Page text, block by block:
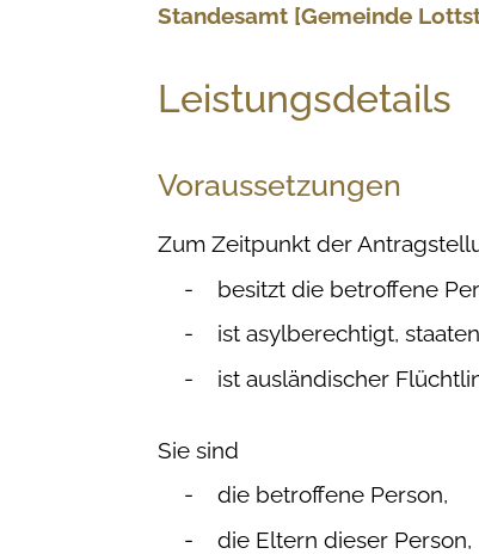
Standesamt [Gemeinde
Leistungsdetails
Voraussetzungen
Zum Zeitpunkt der
besitzt die betroffene
ist asylberechtigt,
ist ausländischer
Sie sind
die betroffene Person,
die Eltern dieser Person,